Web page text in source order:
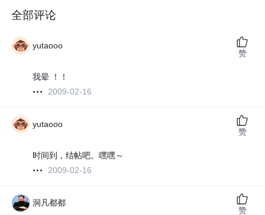
全部评论
yutaooo
我晕 ！！
2009-02-16
赞
yutaooo
时间到，结帖吧。嘿嘿～
2009-02-16
赞
洞凡都都
赞